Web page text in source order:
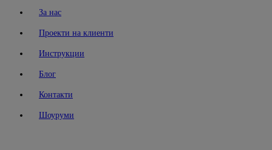
За нас
Проекти на клиенти
Инструкции
Блог
Контакти
Шоуруми